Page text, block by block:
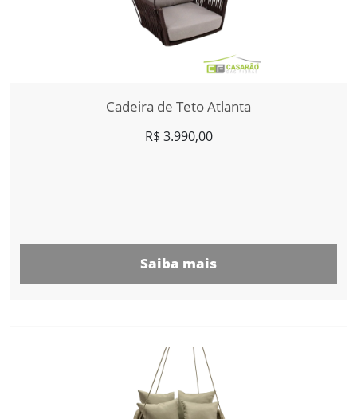
Cadeira de Teto Atlanta
R$ 3.990,00
Saiba mais